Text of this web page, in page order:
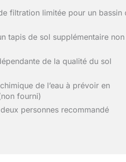
filtration limitée pour un bassin
tapis de sol supplémentaire non
de la qualité du sol
de l’eau à prévoir en
fourni)
personnes recommandé